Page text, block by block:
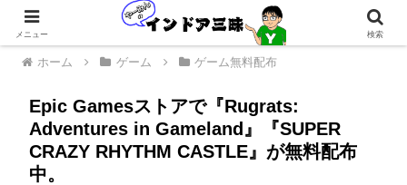
ホーム ゲーム ゲーム無料配布
Epic Gamesストアで『Rugrats:
Adventures in Gameland』『SUPER
CRAZY RHYTHM CASTLE』が無料配布
中。
メニュー 検索